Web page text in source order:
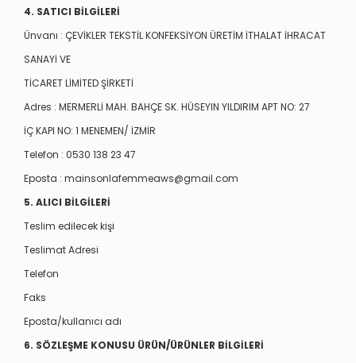
4. SATICI BİLGİLERİ
Ünvanı : ÇEVİKLER TEKSTİL KONFEKSİYON ÜRETİM İTHALAT İHRACAT
SANAYİ VE
TİCARET LİMİTED ŞİRKETİ
Adres : MERMERLİ MAH. BAHÇE SK. HÜSEYIN YILDIRIM APT NO: 27
İÇ KAPI NO: 1 MENEMEN/ İZMİR
Telefon : 0530 138 23 47
Eposta : mainsonlafemmeaws@gmail.com
5. ALICI BİLGİLERİ
Teslim edilecek kişi
Teslimat Adresi
Telefon
Faks
Eposta/kullanıcı adı
6. SÖZLEŞME KONUSU ÜRÜN/ÜRÜNLER BİLGİLERİ